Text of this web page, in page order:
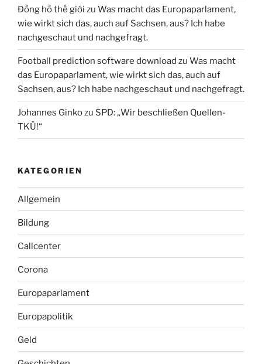
Đồng hồ thế giới zu Was macht das Europaparlament,
wie wirkt sich das, auch auf Sachsen, aus? Ich habe
nachgeschaut und nachgefragt.
Football prediction software download zu Was macht
das Europaparlament, wie wirkt sich das, auch auf
Sachsen, aus? Ich habe nachgeschaut und nachgefragt.
Johannes Ginkozu SPD: „Wir beschließen Quellen-
TKÜ!“
KATEGORIEN
Allgemein
Bildung
Callcenter
Corona
Europaparlament
Europapolitik
Geld